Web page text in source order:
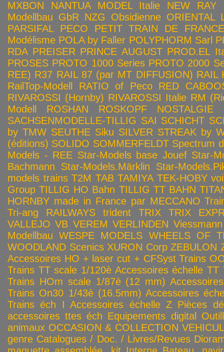
MXBON
NANTUA MODEL Italie NEW RAY
Modellbau GbR NZG Obsidienne ORIENTAL
PARSIFAL
PECO
PETIT TRAIN DE FRANCE
Modélisme POLA by Faller POLYPHORM Sarl
RDA PREISER PRINCE AUGUST PROD.EL
PROSES PROTO 1000 Series PROTO 2000
REE) R37 RAIL 87 (par MT DIFFUSION) RAIL
RailTop-Modell
RATIO of Peco
RED
RIVAROSSI (Hornby) RIVAROSSI Italie RM
Modell
ROSHAN ROSKOPF NOSTALGIE
SACHSENMODELLE-TILLIG SAI SCHICHT
by TMW SEUTHE Siku SILVER STREAK by
(éditions) SOLIDO SOMMERFELDT Spectrum
Models - REE Star-Models base Jouef Star-
Bachmann
Star-Models.Märklin
Star-
models trains T2M TAB TAMIYA TEK-HOBY
Group TILLIG HO Bahn TILLIG TT BAHN
HORNBY made in France par MECCANO
Tri-ang RAILWAYS
trident TRIX
TRIX
VALLEJO VB VEREM VERLINDEN Viessmann
Modellbau WESPE MODELS WHEELS OF
WOODLAND Scenics XURON Corp ZEBULON
Accessoires HO + laser cut + CFSyst Trains
Trains TT scale 1/120è Accessoires échelle TT
Trains HOm scale 1/87è (12 mm)
Trains On30 1/43è (16.5mm) Accessoires
Trains éch I Accessoires échelle Z Pièces
accessoires ttes éch Equipements digital
animaux OCCASION & COLLECTION
genre Catalogues / Doc. / Livres/Revues